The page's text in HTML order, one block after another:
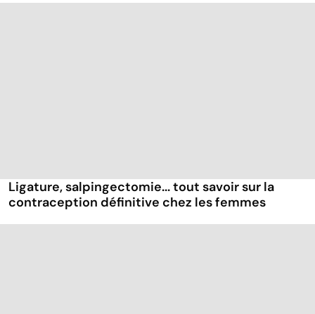
Ligature, salpingectomie... tout savoir sur la
contraception définitive chez les femmes